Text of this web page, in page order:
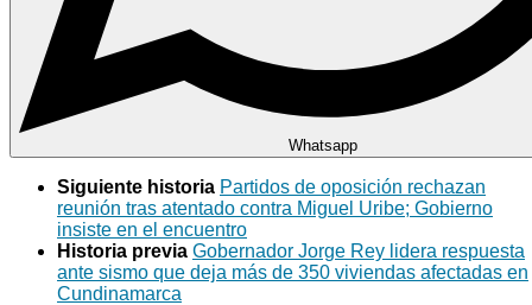
Whatsapp
Siguiente historia Partidos de oposición rechazan
reunión tras atentado contra Miguel Uribe; Gobierno
insiste en el encuentro
Historia previa Gobernador Jorge Rey lidera respuesta
ante sismo que deja más de 350 viviendas afectadas en
Cundinamarca